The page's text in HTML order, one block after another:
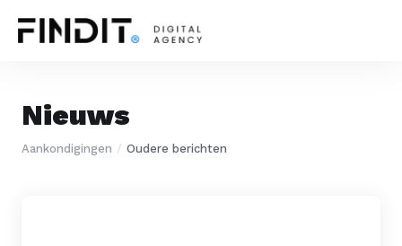
Nieuws
Aankondigingen Oudere berichten